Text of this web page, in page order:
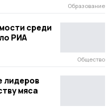
Образование
среди
РИА
Общество
лидеров
мяса